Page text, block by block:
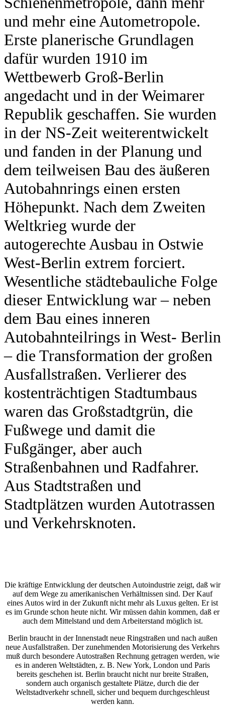
und mehr eine Autometropole.
Erste planerische Grundlagen
dafür wurden 1910 im
Wettbewerb Groß-Berlin
angedacht und in der Weimarer
Republik geschaffen. Sie wurden
in der NS-Zeit weiterentwickelt
und fanden in der Planung und
dem teilweisen Bau des äußeren
Autobahnrings einen ersten
Höhepunkt. Nach dem Zweiten
Weltkrieg wurde der
autogerechte Ausbau in Ostwie
West-Berlin extrem forciert.
Wesentliche städtebauliche Folge
dieser Entwicklung war – neben
dem Bau eines inneren
Autobahnteilrings in West- Berlin
– die Transformation der großen
Ausfallstraßen. Verlierer des
kostenträchtigen Stadtumbaus
waren das Großstadtgrün, die
Fußwege und damit die
Fußgänger, aber auch
Straßenbahnen und Radfahrer.
Aus Stadtstraßen und
Stadtplätzen wurden Autotrassen
und Verkehrsknoten.
Die kräftige Entwicklung der deutschen Autoindustrie zeigt, daß wir
auf dem Wege zu amerikanischen Verhältnissen sind. Der Kauf
eines Autos wird in der Zukunft nicht mehr als Luxus gelten. Er ist
es im Grunde schon heute nicht. Wir müssen dahin kommen, daß er
auch dem Mittelstand und dem Arbeiterstand möglich ist.
Berlin braucht in der Innenstadt neue Ringstraßen und nach außen
neue Ausfallstraßen. Der zunehmenden Motorisierung des Verkehrs
muß durch besondere Autostraßen Rechnung getragen werden, wie
es in anderen Weltstädten, z. B. New York, London und Paris
bereits geschehen ist. Berlin braucht nicht nur breite Straßen,
sondern auch organisch gestaltete Plätze, durch die der
Weltstadtverkehr schnell, sicher und bequem durchgeschleust
werden kann.